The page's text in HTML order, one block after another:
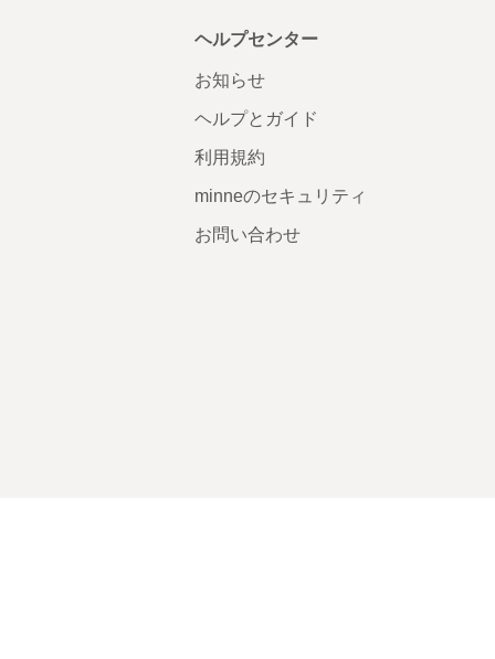
ヘルプセンター
お知らせ
ヘルプとガイド
利用規約
minneのセキュリティ
お問い合わせ